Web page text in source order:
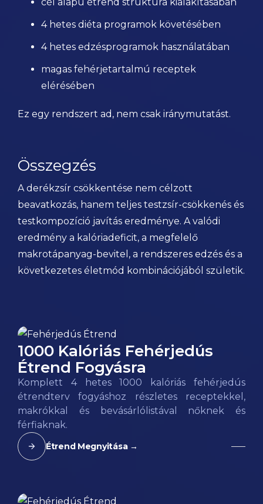
4 hetes diéta programok követésében
4 hetes edzésprogramok használatában
magas fehérjetartalmú receptek
elérésében
Ez egy rendszert ad, nem csak iránymutatást.
Összegzés
A derékzsír csökkentése nem célzott
beavatkozás, hanem teljes testzsír-csökkenés és
testkompozíció javítás eredménye. A valódi
eredmény a kalóriadeficit, a megfelelő
makrotápanyag-bevitel, a rendszeres edzés és a
következetes életmód kombinációjából születik.
1000 Kalóriás Fehérjedús
Étrend Fogyásra
Komplett 4 hetes 1000 kalóriás fehérjedús
étrendterv fogyáshoz részletes receptekkel,
makrókkal és bevásárlólistával nőknek és
férfiaknak.
Étrend Megnyitása →